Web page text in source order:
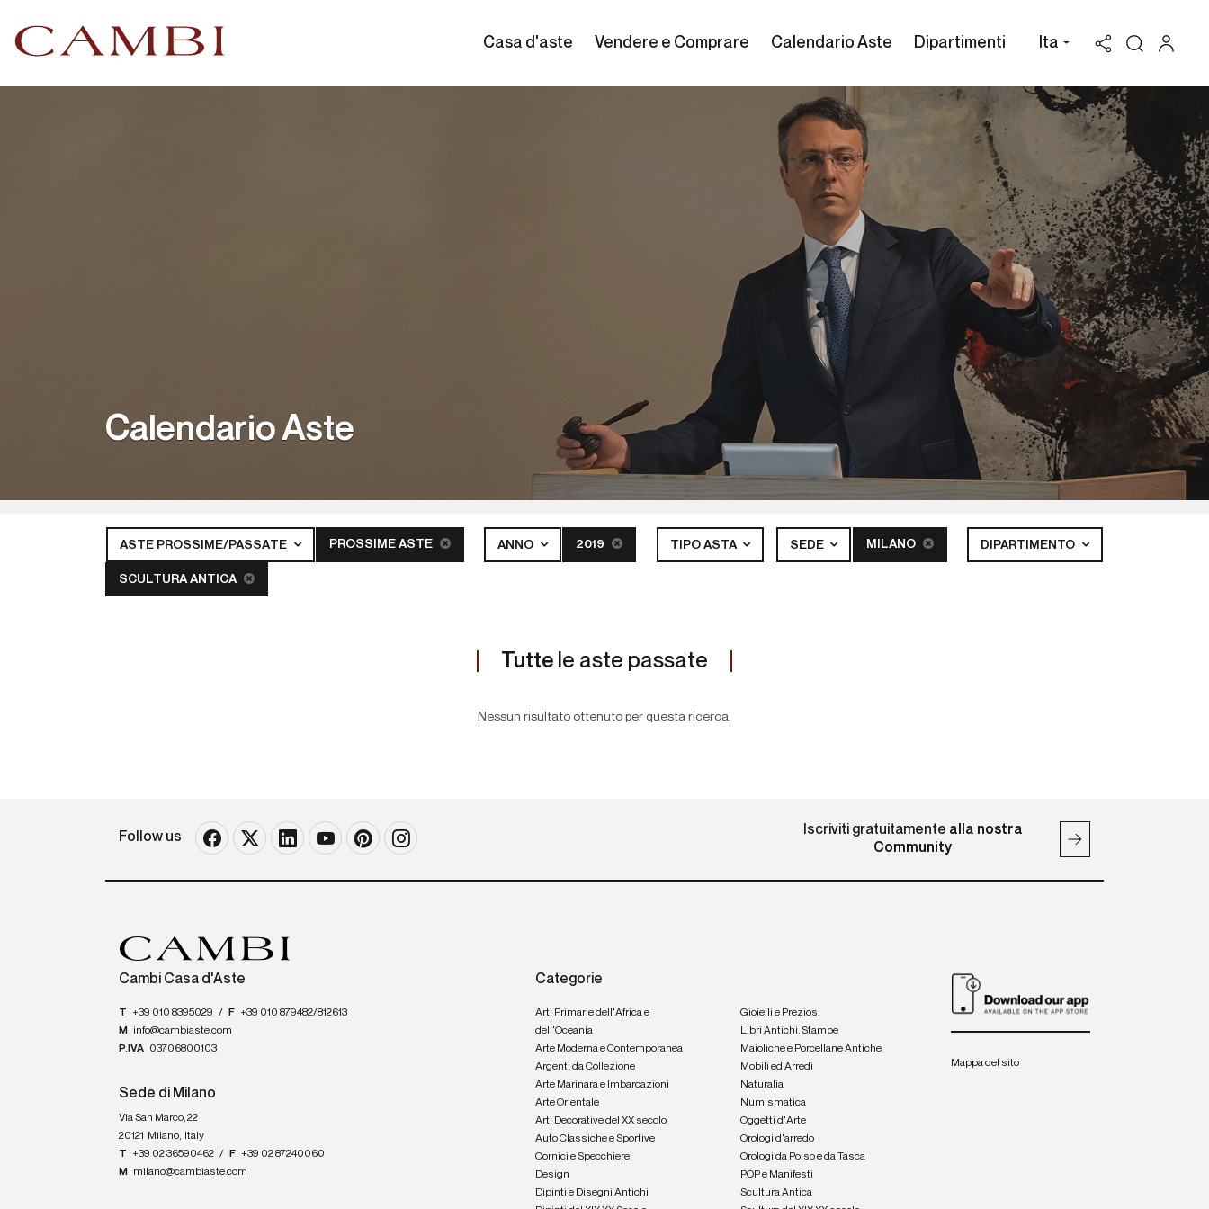
Casa d'aste Vendere e Comprare Calendario Aste Dipartimenti Ita
Calendario Aste
ASTE PROSSIME/PASSATE PROSSIME ASTE ANNO 2019 TIPO ASTA SEDE MILANO DIPARTIMENTO
SCULTURA ANTICA
Tutte le aste passate
Nessun risultato ottenuto per questa ricerca.
Follow us Iscriviti gratuitamente alla nostra
Community
Cambi Casa d'Aste
T +39 010 8395029 / F +39 010 879482/812613
M
info@cambiaste.com
P.IVA 03706800103
Sede di Milano
Via San Marco, 22
20121
Milano, Italy
T +39 02 36590462 / F +39 02 87240060
M
milano@cambiaste.com
Categorie
Arti Primarie dell'Africa e
dell'Oceania
Arte Moderna e Contemporanea
Argenti da Collezione
Arte Marinara e Imbarcazioni
Arte Orientale
Arti Decorative del XX secolo
Auto Classiche e Sportive
Cornici e Specchiere
Design
Dipinti e Disegni Antichi
Gioielli e Preziosi
Libri Antichi, Stampe
Maioliche e Porcellane Antiche
Mobili ed Arredi
Naturalia
Numismatica
Oggetti d'Arte
Orologi d'arredo
Orologi da Polso e da Tasca
POP e Manifesti
Scultura Antica
Mappa del sito